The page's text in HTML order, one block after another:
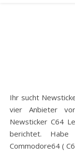
Ihr sucht Newsticker für eure Homepage. Heute stelle Ich
vier Anbieter
Newsticker C64
berichtet.
Commodore64 (